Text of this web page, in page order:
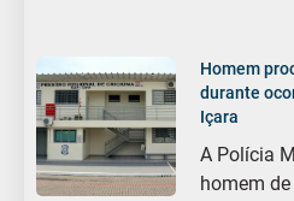
Homem
durante
Içara
A Polícia
homem